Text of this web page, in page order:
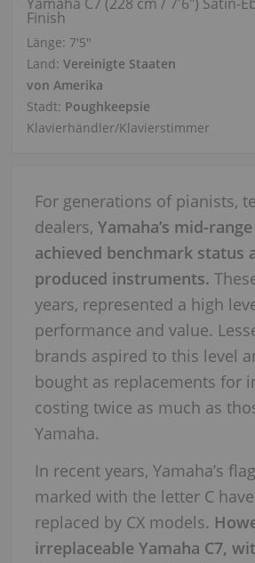
Finish
Länge: 7′5″
Land: Vereinigte Staaten
von Amerika
Stadt: Poughkeepsie
Klavierhändler/Klavierstimmer
For generations of pianists,
dealers,Yamaha’s mid-
achieved benchmark status
produced instruments.
years, represented a high
performance and value.
brands aspired to this level
bought as replacements for
costing twice as much as
Yamaha.
In recent years, Yamaha’s
marked with the letter C
replaced by CX models.
irreplaceable Yamaha C7,